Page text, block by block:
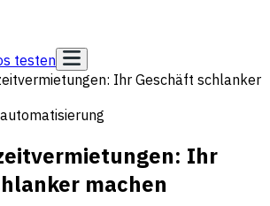
testen
Ihr Geschäft schlanker
Ihr
machen